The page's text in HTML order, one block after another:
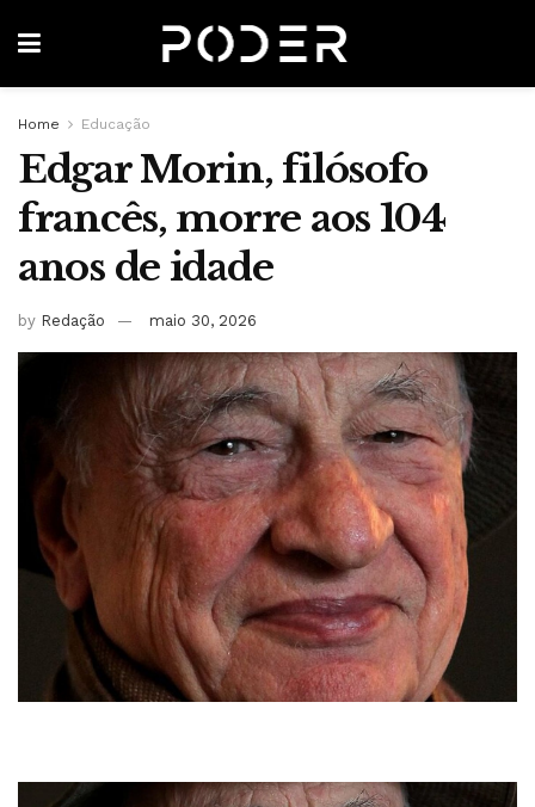
Home Educação
Edgar Morin, filósofo
francês, morre aos 104
anos de idade
by Redação maio 30, 2026